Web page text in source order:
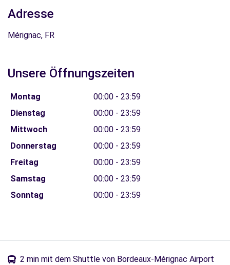
Adresse
Mérignac, FR
Unsere Öffnungszeiten
Montag
00:00 - 23:59
Dienstag
00:00 - 23:59
Mittwoch
00:00 - 23:59
Donnerstag
00:00 - 23:59
Freitag
00:00 - 23:59
Samstag
00:00 - 23:59
Sonntag
00:00 - 23:59
2 min mit dem Shuttle von Bordeaux-Mérignac Airport